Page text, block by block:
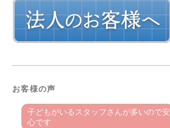
お客様の声
子どもがいるスタッフさんが多いので安
心です